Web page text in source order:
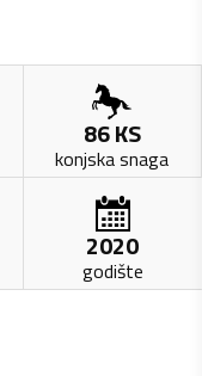
86KS
konjska snaga
2020
godište